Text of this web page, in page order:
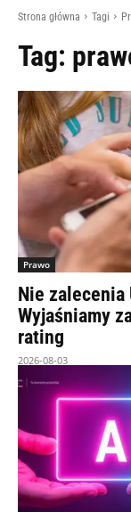
Strona główna Tagi
Tag:
Prawo
Nie zalecenia
Wyjaśniamy
rating
2026-08-03